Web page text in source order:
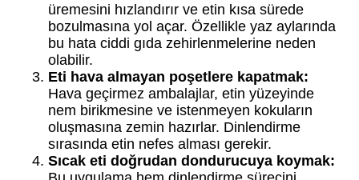
üremesini hızlandırır ve etin kısa sürede
bozulmasına yol açar. Özellikle yaz aylarında
bu hata ciddi gıda zehirlenmelerine neden
olabilir.
Eti hava almayan poşetlere kapatmak:
Hava geçirmez ambalajlar, etin yüzeyinde
nem birikmesine ve istenmeyen kokuların
oluşmasına zemin hazırlar. Dinlendirme
sırasında etin nefes alması gerekir.
Sıcak eti doğrudan dondurucuya koymak: